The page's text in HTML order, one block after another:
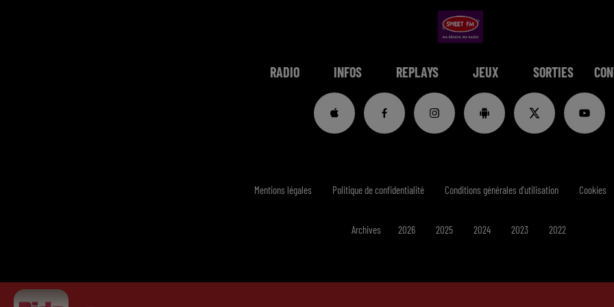
RADIO INFOS REPLAYS JEUX SORTIES
Mentions légales Politique de confidentialité Conditions générales d'utilisation Cookies
Archives 2026 2025 2024 2023 2022